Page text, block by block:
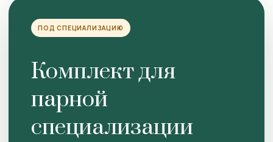
ПОД СПЕЦИАЛИЗАЦИЮ
Комплект для
парной
специализации